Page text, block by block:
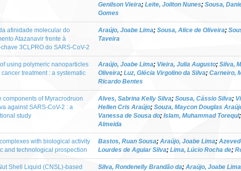
Genilson Vieira; Leite, Joilton Nunes; Sousa,
Gomes
afinidade molecular do
Atazanavir frente à
3CLPRO do SARS-CoV-2
Araújo, Joabe Lima; Sousa, Alice de Oliveira;
Taveira
using polymeric nanoparticles
treatment : a systematic
Araújo, Joabe Lima; Vieira, Julia Augusto; Silva,
Oliveira; Luz, Glécia Virgolino da Silva; Carneiro,
Ricardo Bentes
components of Myracrodruon
against SARS-CoV-2 : a
study
Alves, Sabrina Kelly Silva; Sousa, Cássio Silva;
Hellen Cris Araújo; Souza, Maycon Douglas
Vanessa de Sousa do; Islam, Muhammad Torequl;
Almeida
with biological activity
and technological prospection
Bastos, Ruan Sousa; Araújo, Joabe Lima;
Lourdes de Aguiar Silva; Lima, Lúcio Rocha de;
Shell Liquid (CNSL)-based
Silva, Rondenelly Brandão da; Araújo, Joabe Lima